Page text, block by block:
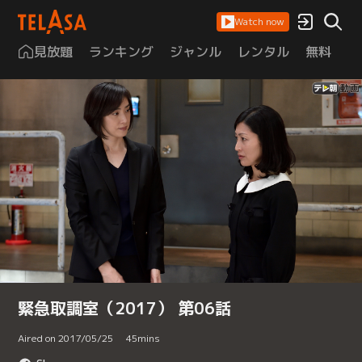
Watch now
見放題 ランキング ジャンル レンタル 無料
緊急取調室（2017） 第06話
Aired on 2017/05/25 45mins